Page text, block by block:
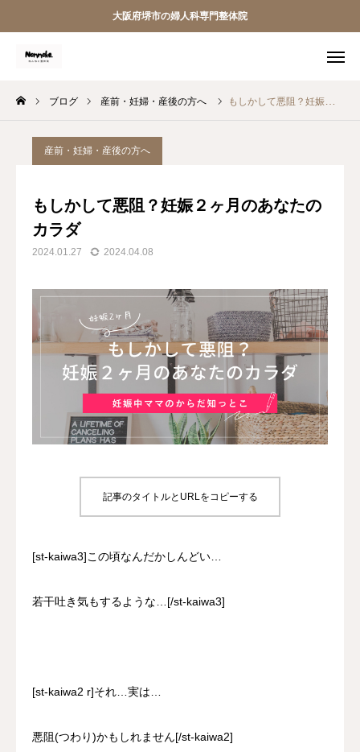
大阪府堺市の婦人科専門整体院
ブログ 産前・妊婦・産後の方へ もしかして悪阻？妊娠２ヶ月のあなたのカラダ
産前・妊婦・産後の方へ
もしかして悪阻？妊娠２ヶ月のあなたの
カラダ
2024.01.27 2024.04.08
記事のタイトルとURLをコピーする
[st-kaiwa3]この頃なんだかしんどい…
若干吐き気もするような…[/st-kaiwa3]
[st-kaiwa2 r]それ…実は…
悪阻(つわり)かもしれません[/st-kaiwa2]
アクセス 料金案内
ホーム
料金案内
婦人科セラピスト養成講座